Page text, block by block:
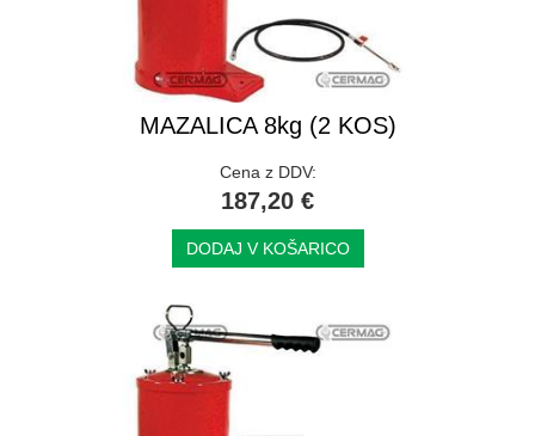
MAZALICA 8kg (2 KOS)
Cena z DDV:
187,20 €
DODAJ V KOŠARICO